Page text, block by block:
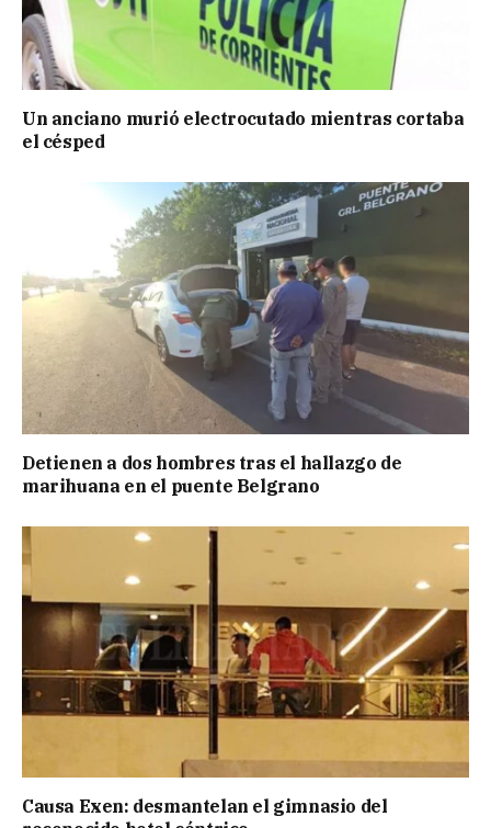
Un anciano murió electrocutado mientras cortaba
el césped
Detienen a dos hombres tras el hallazgo de
marihuana en el puente Belgrano
Causa Exen: desmantelan el gimnasio del